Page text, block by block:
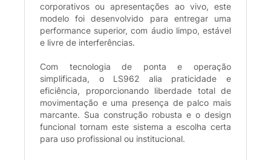
corporativos ou apresentações ao vivo, este
modelo foi desenvolvido para entregar uma
performance superior, com áudio limpo, estável
e livre de interferências.
Com tecnologia de ponta e operação
simplificada, o LS962 alia praticidade e
eficiência, proporcionando liberdade total de
movimentação e uma presença de palco mais
marcante. Sua construção robusta e o design
funcional tornam este sistema a escolha certa
para uso profissional ou institucional.